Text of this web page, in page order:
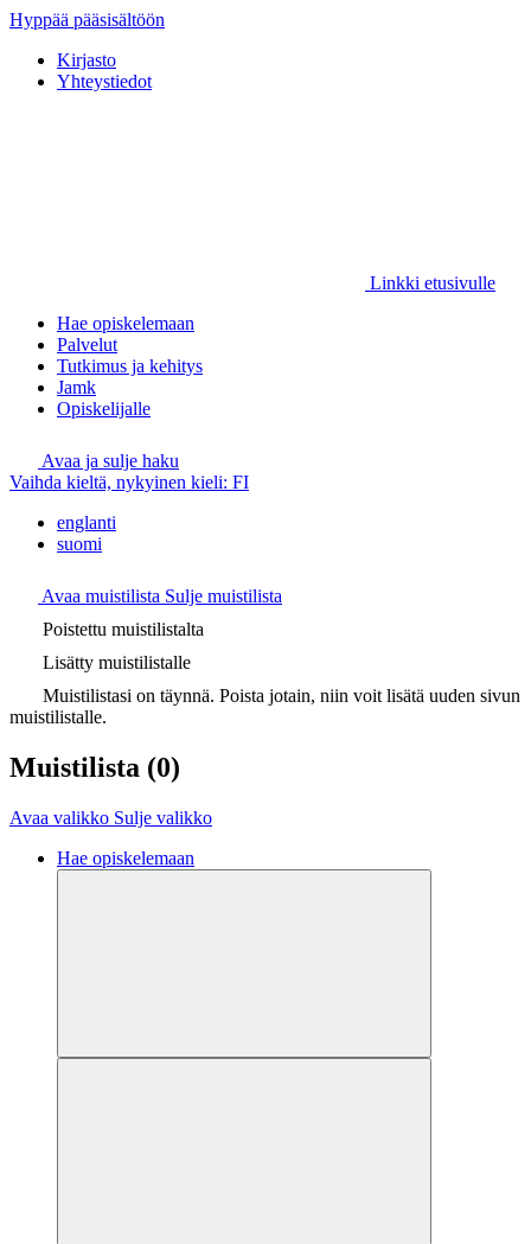
Hyppää pääsisältöön
Kirjasto
Yhteystiedot
Linkki etusivulle
Hae opiskelemaan
Palvelut
Tutkimus ja kehitys
Jamk
Opiskelijalle
Avaa ja sulje haku
Vaihda kieltä, nykyinen kieli: FI
englanti
suomi
Avaa muistilista Sulje muistilista
Poistettu muistilistalta
Lisätty muistilistalle
Muistilistasi on täynnä. Poista jotain, niin voit lisätä uuden sivun
muistilistalle.
Muistilista (0)
Avaa valikko Sulje valikko
Hae opiskelemaan